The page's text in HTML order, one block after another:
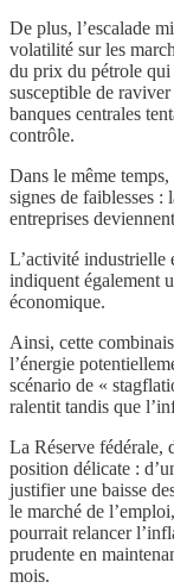
De plus, l’escalade
volatilité sur les
du prix du pétrole
susceptible de
banques centrales
contrôle.
Dans le même
signes de faiblesses :
entreprises
L’activité industrielle
indiquent également
économique.
Ainsi, cette
l’énergie
scénario de «
ralentit tandis que
La Réserve fédérale,
position délicate :
justifier une baisse
le marché de
pourrait relancer
prudente en
mois.